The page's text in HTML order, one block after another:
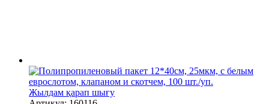
Жылдам қарап шығу